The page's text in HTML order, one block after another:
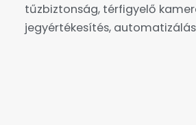
tűzbiztonság, térfigyelő
jegyértékesítés,